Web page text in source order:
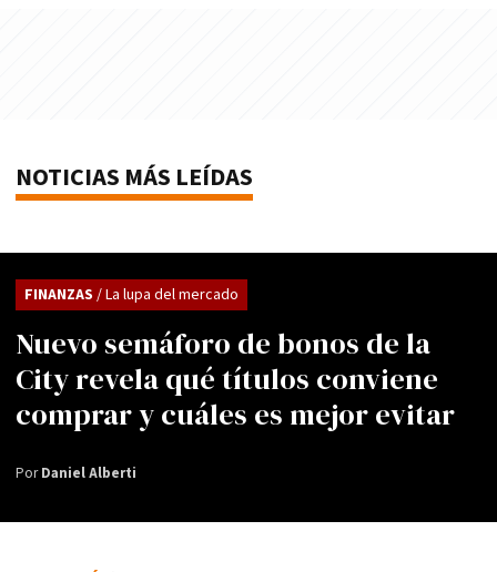
NOTICIAS MÁS LEÍDAS
Nuevo semáforo de bonos de la
City revela qué títulos conviene
comprar y cuáles es mejor evitar
FINANZAS / La lupa del mercado
PorDaniel Alberti